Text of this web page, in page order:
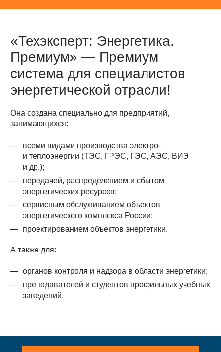
«Техэксперт: Энергетика.
Премиум» — Премиум
система для специалистов
энергетической отрасли!
Она создана специально для предприятий,
занимающихся:
всеми видами производства электро-
и теплоэнергии (ТЭС, ГРЭС, ГЭС, АЭС, ВИЭ
и др.);
передачей, распределением и сбытом
энергетических ресурсов;
сервисным обслуживанием объектов
энергетического комплекса России;
проектированием объектов энергетики.
А также для:
органов контроля и надзора в области энергетики;
преподавателей и студентов профильных учебных
заведений.